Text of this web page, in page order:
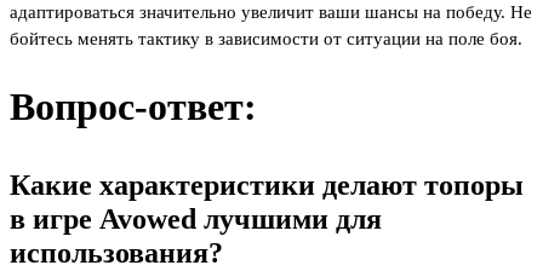
адаптироваться значительно увеличит ваши шансы на победу. Не
бойтесь менять тактику в зависимости от ситуации на поле боя.
Вопрос-ответ:
Какие характеристики делают топоры
в игре Avowed лучшими для
использования?